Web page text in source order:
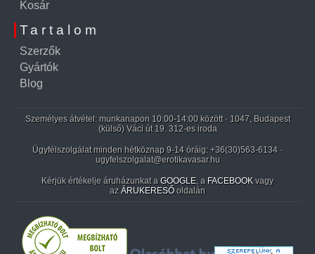
Kosár
Tartalom
Szerzők
Gyártók
Blog
Személyes átvétel: munkanapon 10:00-14:00 között · 1047, Budapest
(külső) Váci út 19. 312-es iroda
Ügyfélszolgálat minden hétköznap 9-14 óráig: +36(30)563-6134 ·
ugyfelszolgalat@erotikavasar.hu
Kérjük értékelje áruházunkat a GOOGLE, a FACEBOOK vagy
az ÁRUKERESŐ oldalán